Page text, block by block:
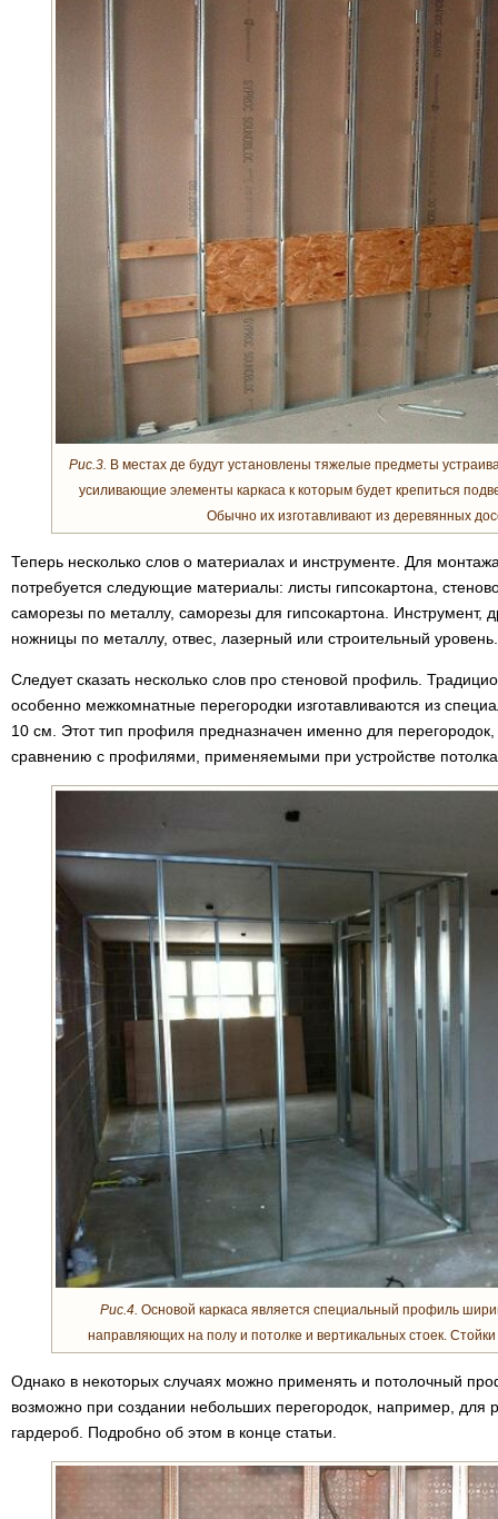
Рис.3. В местах де будут установлены тяжелые предметы
усиливающие элементы каркаса к которым будет крепиться
Обычно их изготавливают из деревянных
Теперь несколько слов о материалах и инструменте. Для
потребуется следующие материалы: листы гипсокартона,
саморезы по металлу, саморезы для гипсокартона. Инструмент,
ножницы по металлу, отвес, лазерный или строительный уровень.
Следует сказать несколько слов про стеновой профиль.
особенно межкомнатные перегородки изготавливаются из
10 см. Этот тип профиля предназначен именно для
сравнению с профилями, применяемыми при устройстве
Рис.4. Основой каркаса является специальный профиль
направляющих на полу и потолке и вертикальных стоек.
Однако в некоторых случаях можно применять и потолочный
возможно при создании небольших перегородок, например, для
гардероб. Подробно об этом в конце статьи.